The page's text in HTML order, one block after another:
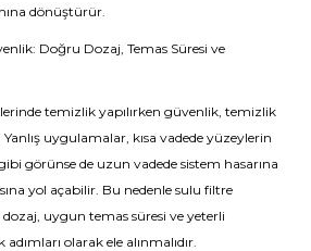
dönüştürür.
Doğru Dozaj, Temas Süresi ve
temizlik yapılırken güvenlik, temizlik
uygulamalar, kısa vadede yüzeylerin
görünse de uzun vadede sistem hasarına
yol açabilir. Bu nedenle sulu filtre
uygun temas süresi ve yeterli
olarak ele alınmalıdır.